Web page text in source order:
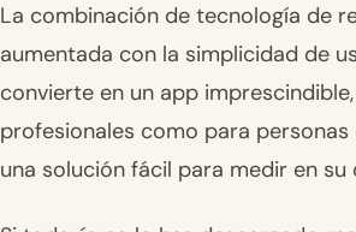
La combinación de tecnología de
aumentada con la simplicidad de
convierte en un app
profesionales como para personas
una solución fácil para medir en su